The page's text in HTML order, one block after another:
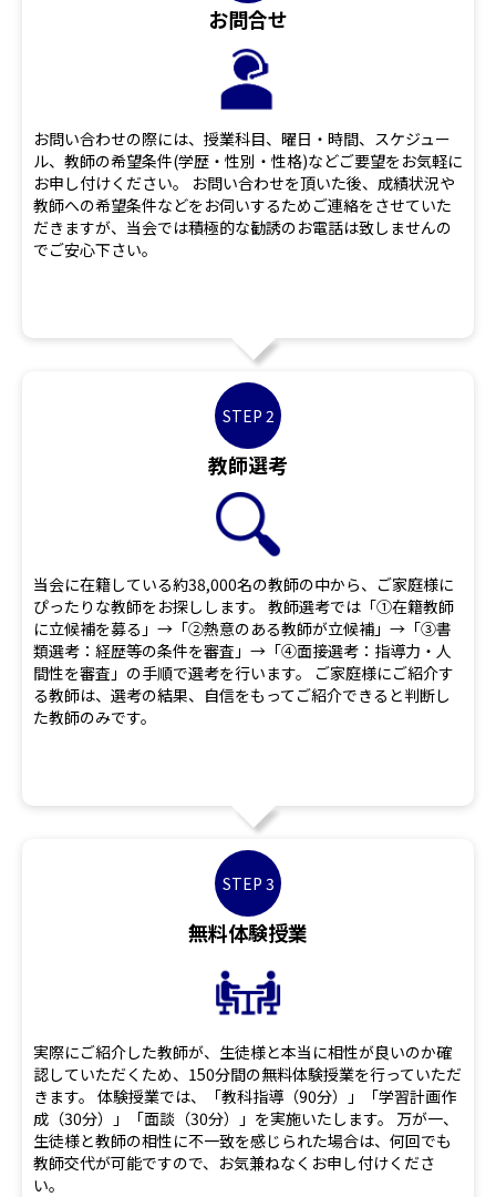
お問合せ
お問い合わせの際には、授業科目、曜日・時間、スケジュー
ル、教師の希望条件(学歴・性別・性格)などご要望をお気軽に
お申し付けください。 お問い合わせを頂いた後、成績状況や
教師への希望条件などをお伺いするためご連絡をさせていた
だきますが、当会では積極的な勧誘のお電話は致しませんの
でご安心下さい。
STEP 2
教師選考
当会に在籍している約38,000名の教師の中から、ご家庭様に
ぴったりな教師をお探しします。 教師選考では「①在籍教師
に立候補を募る」→「②熱意のある教師が立候補」→「③書
類選考：経歴等の条件を審査」→「④面接選考：指導力・人
間性を審査」の手順で選考を行います。 ご家庭様にご紹介す
る教師は、選考の結果、自信をもってご紹介できると判断し
た教師のみです。
STEP 3
無料体験授業
実際にご紹介した教師が、生徒様と本当に相性が良いのか確
認していただくため、150分間の無料体験授業を行っていただ
きます。 体験授業では、「教科指導（90分）」「学習計画作
成（30分）」「面談（30分）」を実施いたします。 万が一、
生徒様と教師の相性に不一致を感じられた場合は、何回でも
教師交代が可能ですので、お気兼ねなくお申し付けくださ
い。